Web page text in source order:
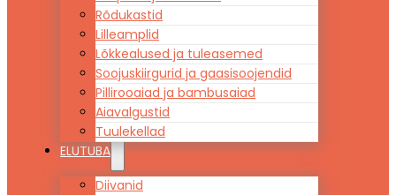
Rõdukastid
Lilleamplid
Lõkkealused ja tuleasemed
Soojuskiirgurid ja gaasisoojendid
Pillirooaiad ja bambusaiad
Aiavalgustid
Tuulekellad
ELUTUBA
Diivanid